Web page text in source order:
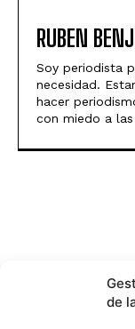
de
RUBEN
Soy periodista
necesidad.
hacer
con miedo a